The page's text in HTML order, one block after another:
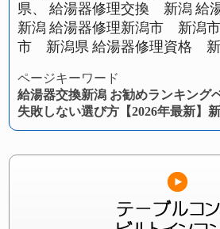
県、
給湯器修理交換 新潟 給
新潟 給湯器修理新潟市 新潟市
市 新潟県 給湯器修理資格
ページキーワード
給湯器交換新潟 お勧めランキング
失敗しない選び方【2026年最新】